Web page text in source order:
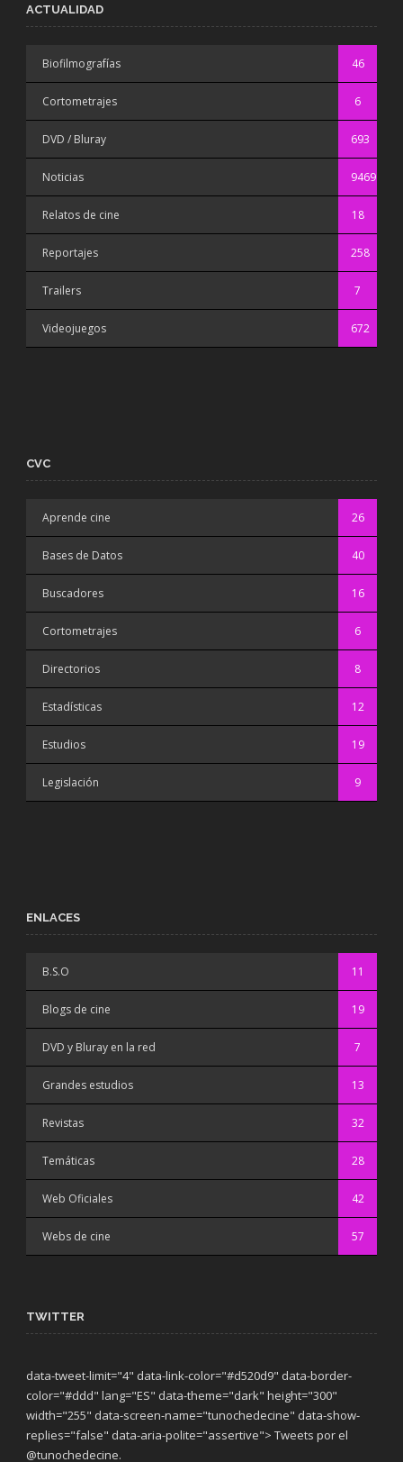
ACTUALIDAD
Biofilmografías 46
Cortometrajes 6
DVD / Bluray 693
Noticias 9469
Relatos de cine 18
Reportajes 258
Trailers 7
Videojuegos 672
CVC
Aprende cine 26
Bases de Datos 40
Buscadores 16
Cortometrajes 6
Directorios 8
Estadísticas 12
Estudios 19
Legislación 9
ENLACES
B.S.O 11
Blogs de cine 19
DVD y Bluray en la red 7
Grandes estudios 13
Revistas 32
Temáticas 28
Web Oficiales 42
Webs de cine 57
TWITTER
data-tweet-limit="4" data-link-color="#d520d9" data-border-
color="#ddd" lang="ES" data-theme="dark" height="300"
width="255" data-screen-name="tunochedecine" data-show-
replies="false" data-aria-polite="assertive"> Tweets por el
@tunochedecine.